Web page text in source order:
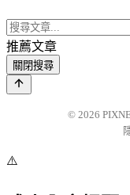
推薦文章
關閉搜尋
© 2026
⚠️